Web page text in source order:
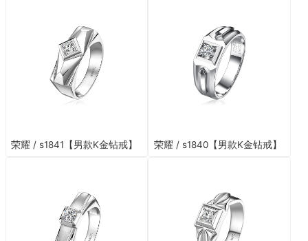
荣耀 / s1841【男款K金钻戒】 荣耀 / s1840【男款K金钻戒】